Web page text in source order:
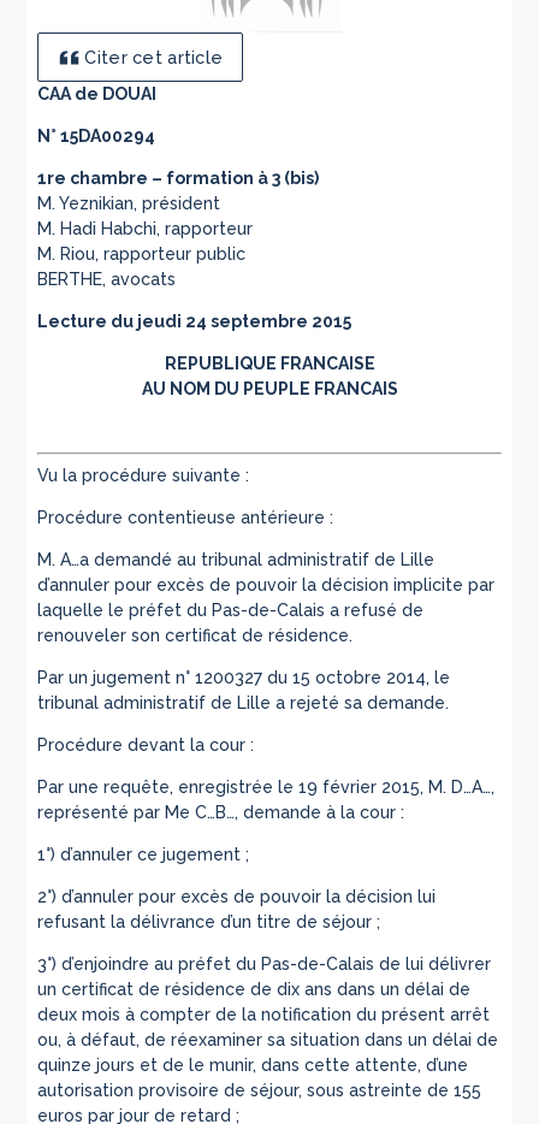
Citer cet article
CAA de DOUAI
N° 15DA00294
1re chambre – formation à 3 (bis)
M. Yeznikian, président
M. Hadi Habchi, rapporteur
M. Riou, rapporteur public
BERTHE, avocats
Lecture du jeudi 24 septembre 2015
REPUBLIQUE FRANCAISE
AU NOM DU PEUPLE FRANCAIS
Vu la procédure suivante :
Procédure contentieuse antérieure :
M. A…a demandé au tribunal administratif de Lille
d’annuler pour excès de pouvoir la décision implicite par
laquelle le préfet du Pas-de-Calais a refusé de
renouveler son certificat de résidence.
Par un jugement n° 1200327 du 15 octobre 2014, le
tribunal administratif de Lille a rejeté sa demande.
Procédure devant la cour :
Par une requête, enregistrée le 19 février 2015, M. D…A…,
représenté par Me C…B…, demande à la cour :
1°) d’annuler ce jugement ;
2°) d’annuler pour excès de pouvoir la décision lui
refusant la délivrance d’un titre de séjour ;
3°) d’enjoindre au préfet du Pas-de-Calais de lui délivrer
un certificat de résidence de dix ans dans un délai de
deux mois à compter de la notification du présent arrêt
ou, à défaut, de réexaminer sa situation dans un délai de
quinze jours et de le munir, dans cette attente, d’une
autorisation provisoire de séjour, sous astreinte de 155
euros par jour de retard ;